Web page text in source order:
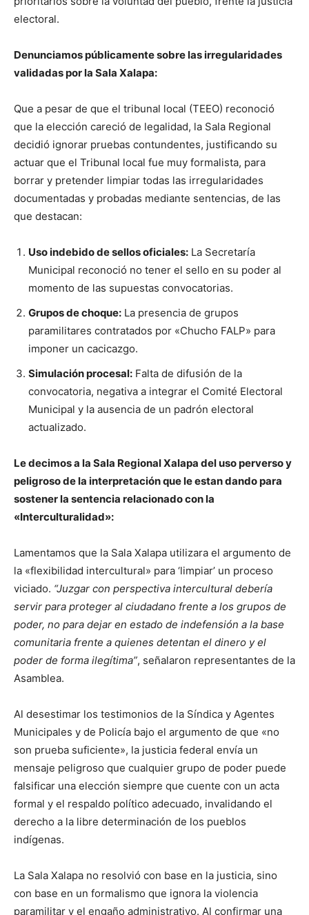
electoral.
Denunciamos públicamente sobre las irregularidades
validadas por la Sala Xalapa:
Que a pesar de que el tribunal local (TEEO) reconoció
que la elección careció de legalidad, la Sala Regional
decidió ignorar pruebas contundentes, justificando su
actuar que el Tribunal local fue muy formalista, para
borrar y pretender limpiar todas las irregularidades
documentadas y probadas mediante sentencias, de las
que destacan:
Uso indebido de sellos oficiales: La Secretaría
Municipal reconoció no tener el sello en su poder al
momento de las supuestas convocatorias.
Grupos de choque: La presencia de grupos
paramilitares contratados por «Chucho FALP» para
imponer un cacicazgo.
Simulación procesal: Falta de difusión de la
convocatoria, negativa a integrar el Comité Electoral
Municipal y la ausencia de un padrón electoral
actualizado.
Le decimos a la Sala Regional Xalapa del uso perverso y
peligroso de la interpretación que le estan dando para
sostener la sentencia relacionado con la
«Interculturalidad»:
Lamentamos que la Sala Xalapa utilizara el argumento de
la «flexibilidad intercultural» para ‘limpiar’ un proceso
viciado. “Juzgar con perspectiva intercultural debería
servir para proteger al ciudadano frente a los grupos de
poder, no para dejar en estado de indefensión a la base
comunitaria frente a quienes detentan el dinero y el
poder de forma ilegítima”, señalaron representantes de la
Asamblea.
Al desestimar los testimonios de la Síndica y Agentes
Municipales y de Policía bajo el argumento de que «no
son prueba suficiente», la justicia federal envía un
mensaje peligroso que cualquier grupo de poder puede
falsificar una elección siempre que cuente con un acta
formal y el respaldo político adecuado, invalidando el
derecho a la libre determinación de los pueblos
indígenas.
La Sala Xalapa no resolvió con base en la justicia, sino
con base en un formalismo que ignora la violencia
paramilitar y el engaño administrativo. Al confirmar una